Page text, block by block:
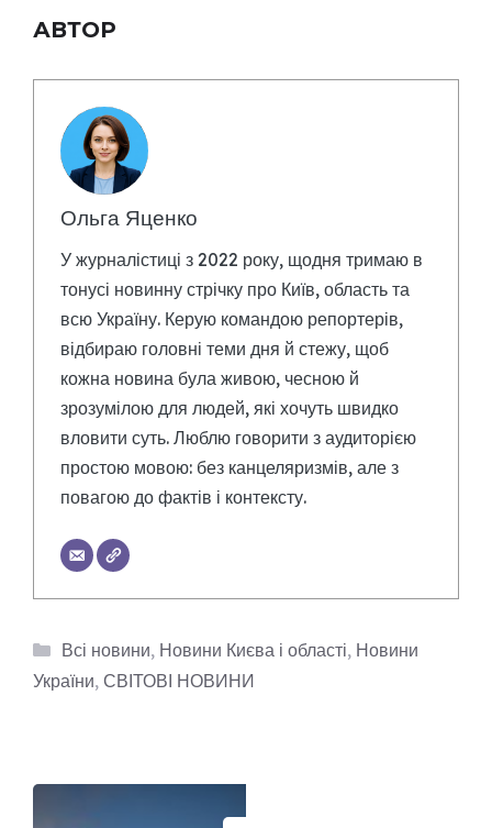
АВТОР
Ольга Яценко
У журналістиці з 2022 року, щодня тримаю в
тонусі новинну стрічку про Київ, область та
всю Україну. Керую командою репортерів,
відбираю головні теми дня й стежу, щоб
кожна новина була живою, чесною й
зрозумілою для людей, які хочуть швидко
вловити суть. Люблю говорити з аудиторією
простою мовою: без канцеляризмів, але з
повагою до фактів і контексту.
Категорії
Всі новини, Новини Києва і області, Новини
України, СВІТОВІ НОВИНИ